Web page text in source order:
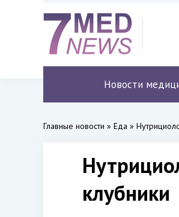
Новости
Главные новости » Еда »
клубники